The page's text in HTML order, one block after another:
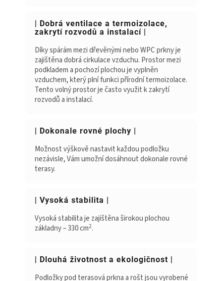
| Dobrá ventilace a termoizolace,
zakrytí rozvodů a instalací |
Díky spárám mezi dřevěnými nebo WPC prkny je
zajištěna dobrá cirkulace vzduchu. Prostor mezi
podkladem a pochozí plochou je vyplněn
vzduchem, který plní funkci přírodní termoizolace.
Tento volný prostor je často využit k zakrytí
rozvodů a instalací.
| Dokonale rovné plochy |
Možnost výškově nastavit každou podložku
nezávisle, Vám umožní dosáhnout dokonale rovné
terasy.
| Vysoká stabilita |
Vysoká stabilita je zajištěna širokou plochou
základny – 330 cm2.
| Dlouhá životnost a ekologičnost |
Podložky pod terasová prkna a rošt jsou vyrobené